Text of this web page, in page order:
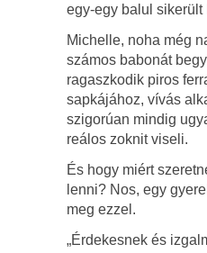
egy-egy balul sikerült
Michelle, noha még
számos babonát
ragaszkodik piros
sapkájához, vívás
szigorúan mindig
reálos zoknit viseli.
És hogy miért
lenni? Nos, egy
meg ezzel.
„Érdekesnek és